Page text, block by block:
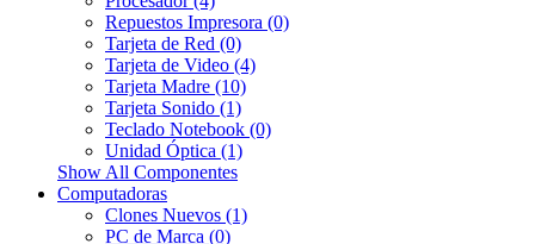
Repuestos Impresora (0)
Tarjeta de Red (0)
Tarjeta de Video (4)
Tarjeta Madre (10)
Tarjeta Sonido (1)
Teclado Notebook (0)
Unidad Óptica (1)
Show All Componentes
Computadoras
Clones Nuevos (1)
PC de Marca (0)